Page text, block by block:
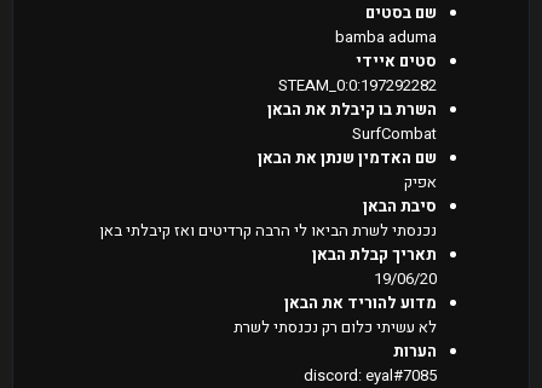
שם בסטים
bamba aduma
סטים איידי
STEAM_0:0:197292282
השרת בו קיבלת את הבאן
SurfCombat
שם האדמין שנתן את הבאן
אפיק
סיבת הבאן
נכנסתי לשרת הביאו לי הרבה קרדיטים ואז קיבלתי באן
תאריך קבלת הבאן
19/06/20
מדוע להוריד את הבאן
לא עשיתי כלום רק נכנסתי לשרת
הערות
discord: eyal#7085